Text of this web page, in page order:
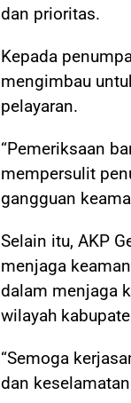
dan prioritas.
Kepada
mengimbau
pelayaran.
“Pemeriksaan
mempersulit
gangguan
Selain itu, AKP
menjaga
dalam menjaga
wilayah
“Semoga
dan